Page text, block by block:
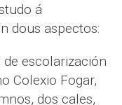
á
dous aspectos:
escolarización
Colexio Fogar,
dos cales,